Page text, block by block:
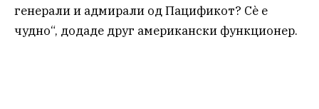
генерали и адмирали од Пацификот? Сè е
чудно“, додаде друг американски функционер.